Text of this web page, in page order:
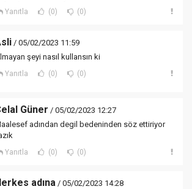
Yanıtla (0) (0)
/ 05/02/2023 11:59
şeyi nasıl kullansın ki
Yanıtla (0) (0)
Güner / 05/02/2023 12:27
adından degil bedeninden söz ettiriyor
Yanıtla (0) (0)
adına/ 05/02/2023 14:28